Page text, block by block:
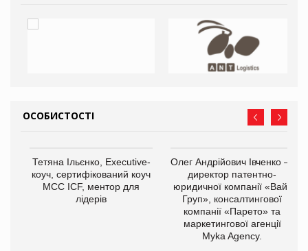
ОСОБИСТОСТІ
Тетяна Ільєнко, Executive-
коуч, сертифікований коуч
МСС ICF, ментор для
лідерів
Олег Андрійович Івченко —
директор патентно-
юридичної компанії «Вайз
Груп», консалтингової
компанії «Парето» та
маркетингової агенції
Myka Agency.